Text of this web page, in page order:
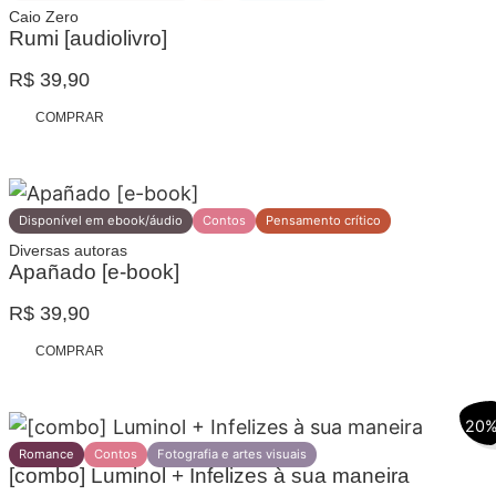
Caio Zero
Rumi [audiolivro]
R$ 39,90
COMPRAR
Contos
Disponível em ebook/áudio Pensamento crítico
Diversas autoras
Apañado [e-book]
R$ 39,90
COMPRAR
Contos Fotografia e artes visuais
Romance
[combo] Luminol + Infelizes à sua maneira